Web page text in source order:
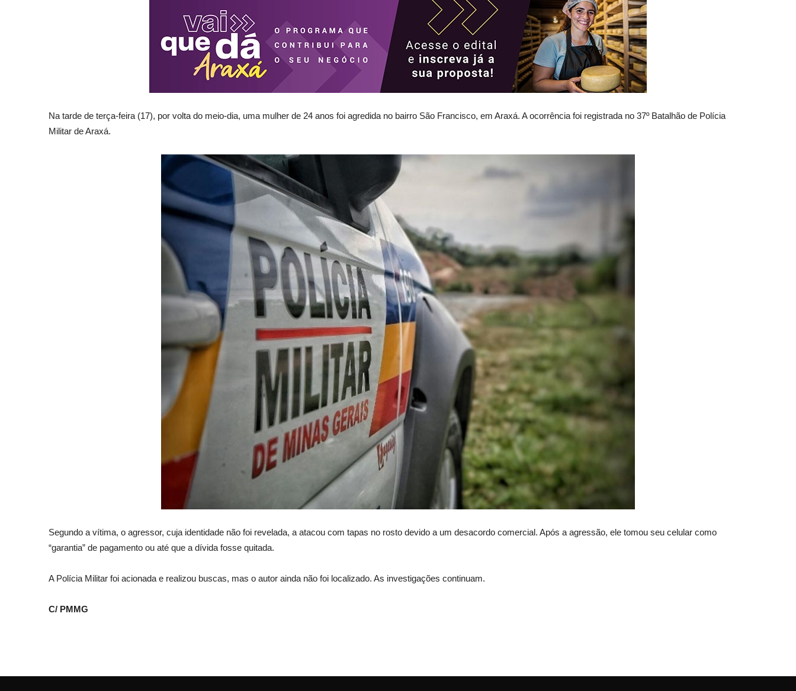
Na tarde de terça-feira (17), por volta do meio-dia, uma mulher de 24 anos foi agredida no bairro São Francisco, em Araxá. A ocorrência foi registrada no 37º Batalhão de Polícia
Militar de Araxá.
Segundo a vítima, o agressor, cuja identidade não foi revelada, a atacou com tapas no rosto devido a um desacordo comercial. Após a agressão, ele tomou seu celular como
“garantia” de pagamento ou até que a dívida fosse quitada.
A Polícia Militar foi acionada e realizou buscas, mas o autor ainda não foi localizado. As investigações continuam.
C/ PMMG